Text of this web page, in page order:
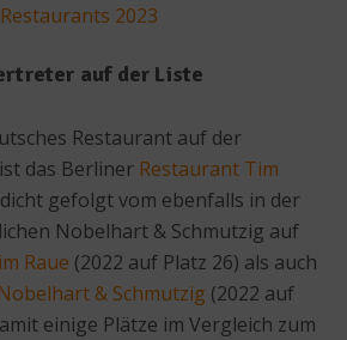
Restaurants 2023
auf der Liste
Restaurant auf der
das Berliner Restaurant Tim
gefolgt vom ebenfalls in der
Nobelhart & Schmutzig auf
Raue (2022 auf Platz 26) als auch
Nobelhart & Schmutzig (2022 auf
einige Plätze im Vergleich zum